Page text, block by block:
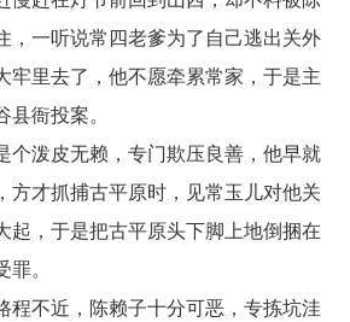
，一听说常四老爹为了自己逃出关外
牢里去了，他不愿牵累常家，于是主
衙投案。
个泼皮无赖，专门欺压良善，他早就
方才抓捕古平原时，见常玉儿对他关
起，于是把古平原头下脚上地倒捆在
。
程不近，陈赖子十分可恶，专拣坑洼